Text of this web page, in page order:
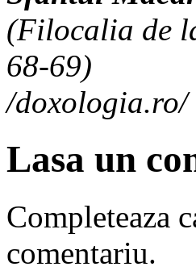
(Filocalia de
68-69)
/doxologia.ro/
Lasa un
Completeaza
comentariu.